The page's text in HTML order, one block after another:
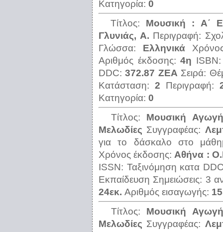
Κατηγορία: 0
Τίτλος: Μουσική : Α΄
Γλυνιάς, Α. Περιγραφή:
Γλώσσα: Ελληνικά
Αριθμός έκδοσης:4η
DDC:372.87 ΖΕΑ Σειρά:
Κατάσταση: 2 Περιγραφή:
Κατηγορία: 0
Τίτλος: Μουσική
Μελωδίες Συγγραφέας:
για το δάσκαλο στο
Χρόνος έκδοσης: Αθήνα :
ISSN: Ταξινόμηση κατα
Εκπαίδευση Σημειώσεις: 3
24εκ. Αριθμός εισαγωγής:
Τίτλος: Μουσική
Μελωδίες Συγγραφέας: